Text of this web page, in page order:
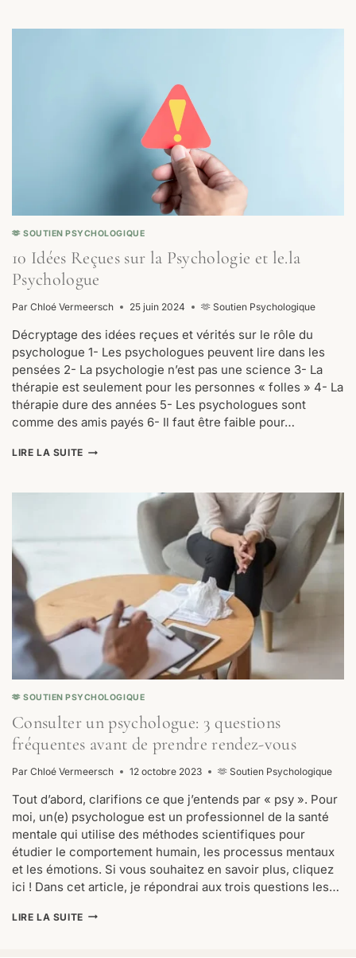
?
🫶 SOUTIEN PSYCHOLOGIQUE
10 Idées Reçues sur la Psychologie et le.la
Psychologue
Par Chloé Vermeersch 25 juin 2024 🫶 Soutien Psychologique
Décryptage des idées reçues et vérités sur le rôle du
psychologue 1- Les psychologues peuvent lire dans les
pensées 2- La psychologie n’est pas une science 3- La
thérapie est seulement pour les personnes « folles » 4- La
thérapie dure des années 5- Les psychologues sont
comme des amis payés 6- Il faut être faible pour…
LIRE LA SUITE10
SUR
PSYCHOLOGUE
🫶 SOUTIEN PSYCHOLOGIQUE
Consulter un psychologue: 3 questions
fréquentes avant de prendre rendez-vous
Par Chloé Vermeersch 12 octobre 2023 🫶 Soutien Psychologique
Tout d’abord, clarifions ce que j’entends par « psy ». Pour
moi, un(e) psychologue est un professionnel de la santé
mentale qui utilise des méthodes scientifiques pour
étudier le comportement humain, les processus mentaux
et les émotions. Si vous souhaitez en savoir plus, cliquez
ici ! Dans cet article, je répondrai aux trois questions les…
LIRE LA SUITECONSULTER